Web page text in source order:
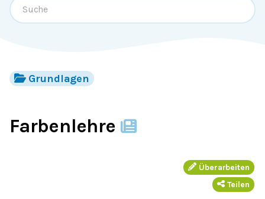
Grundlagen
Farbenlehre
Überarbeiten
Teilen